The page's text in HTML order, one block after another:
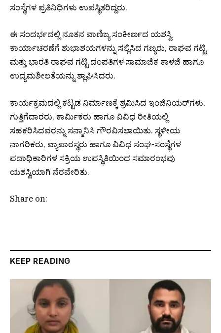
ಸಂಸ್ಥೆಗಳ ಪ್ರತಿನಿಧಿಗಳು ಉಪಸ್ಥಿತರಿದ್ದರು.
ಈ ಸಂದರ್ಭದಲ್ಲಿ ನೂತನ ವಾಣಿಜ್ಯ ಸಂಕೀರ್ಣದ ಯಶಸ್ವಿ
ಕಾರ್ಯಾಚರಣೆಗೆ ಶುಭಾಶಯಗಳನ್ನು ಸಲ್ಲಿಸಿದ ಗಣ್ಯರು, ರಾಘವ ಗಟ್ಟಿ
ಮತ್ತು ಭಾರತಿ ರಾಘವ ಗಟ್ಟಿ ದಂಪತಿಗಳ ಸಾಮಾಜಿಕ ಕಾಳಜಿ ಹಾಗೂ
ಉದ್ಯಮಶೀಲತೆಯನ್ನು ಶ್ಲಾಘಿಸಿದರು.
ಕಾರ್ಯಕ್ರಮದಲ್ಲಿ ಕಟ್ಟಡ ನಿರ್ಮಾಣಕ್ಕೆ ಶ್ರಮಿಸಿದ ಇಂಜಿನಿಯರ್‌ಗಳು,
ಗುತ್ತಿಗೆದಾರರು, ಕಾರ್ಮಿಕರು ಹಾಗೂ ವಿವಿಧ ರೀತಿಯಲ್ಲಿ
ಸಹಕರಿಸಿದವರನ್ನು ಸನ್ಮಾನಿಸಿ ಗೌರವಿಸಲಾಯಿತು. ಸ್ಥಳೀಯ
ನಾಗರಿಕರು, ವ್ಯಾಪಾರಸ್ಥರು ಹಾಗೂ ವಿವಿಧ ಸಂಘ-ಸಂಸ್ಥೆಗಳ
ಪದಾಧಿಕಾರಿಗಳ ಸಕ್ರಿಯ ಉಪಸ್ಥಿತಿಯಿಂದ ಸಮಾರಂಭವು
ಯಶಸ್ವಿಯಾಗಿ ನೆರವೇರಿತು.
Share on:
KEEP READING